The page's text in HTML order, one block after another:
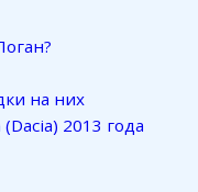
на них
2013 года